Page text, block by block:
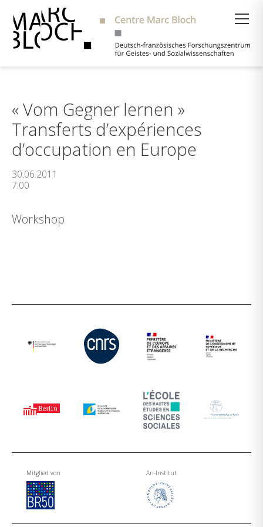
« Vom Gegner lernen »
Transferts d’expériences
d’occupation en Europe
30.06.2011
7:00
Workshop
Mitglied von An-Institut